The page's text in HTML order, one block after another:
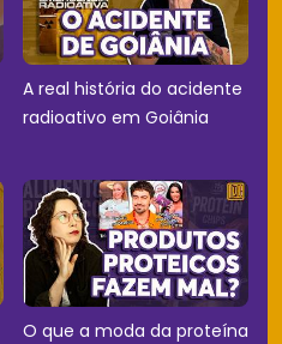
A real história do acidente
radioativo em Goiânia
O que a moda da proteína